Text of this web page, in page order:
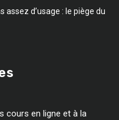
assez d’usage : le piège du
cours en ligne et à la